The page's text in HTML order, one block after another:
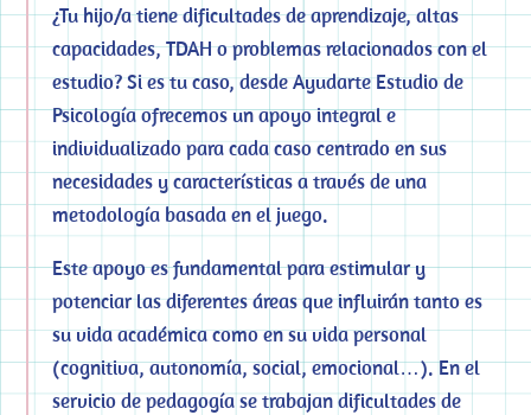
¿Tu hijo/a tiene dificultades de aprendizaje, altas
capacidades, TDAH o problemas relacionados con el
estudio? Si es tu caso, desde Ayudarte Estudio de
Psicología ofrecemos un apoyo integral e
individualizado para cada caso centrado en sus
necesidades y características a través de una
metodología basada en el juego.
Este apoyo es fundamental para estimular y
potenciar las diferentes áreas que influirán tanto es
su vida académica como en su vida personal
(cognitiva, autonomía, social, emocional…). En el
servicio de pedagogía se trabajan dificultades de